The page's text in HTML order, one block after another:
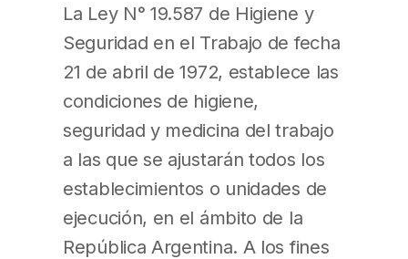
La Ley N° 19.587 de Higiene y
Seguridad en el Trabajo de fecha
21 de abril de 1972, establece las
condiciones de higiene,
seguridad y medicina del trabajo
a las que se ajustarán todos los
establecimientos o unidades de
ejecución, en el ámbito de la
República Argentina. A los fines